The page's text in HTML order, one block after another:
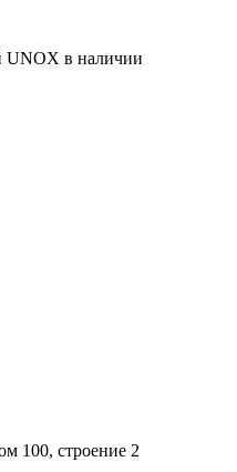
UNOX в наличии
100, строение 2